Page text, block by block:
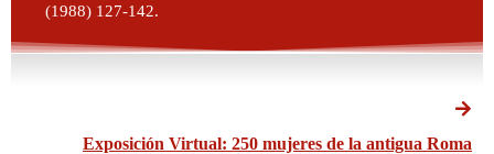
(1988) 127-142.
Exposición Virtual: 250 mujeres de la antigua Roma